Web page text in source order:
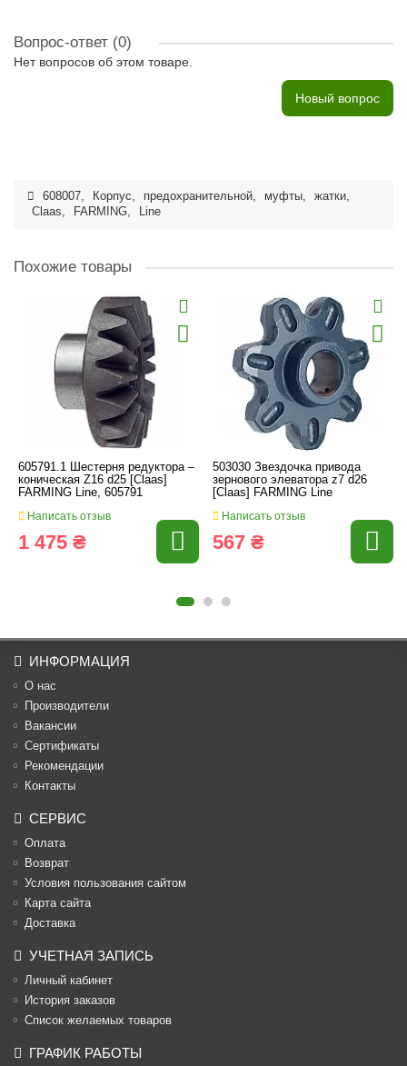
Вопрос-ответ (0)
Нет вопросов об этом товаре.
Новый вопрос
608007, Корпус, предохранительной, муфты, жатки,
Claas, FARMING, Line
Похожие товары
605791.1 Шестерня редуктора –
коническая Z16 d25 [Claas]
FARMING Line, 605791
Написать отзыв
1 475 ₴
503030 Звездочка привода
зернового элеватора z7 d26
[Claas] FARMING Line
Написать отзыв
567 ₴
ИНФОРМАЦИЯ
О нас
Производители
Вакансии
Cертификаты
Рекомендации
Контакты
СЕРВИС
Оплата
Возврат
Условия пользования сайтом
Карта сайта
Доставка
УЧЕТНАЯ ЗАПИСЬ
Личный кабинет
История заказов
Список желаемых товаров
ГРАФИК РАБОТЫ